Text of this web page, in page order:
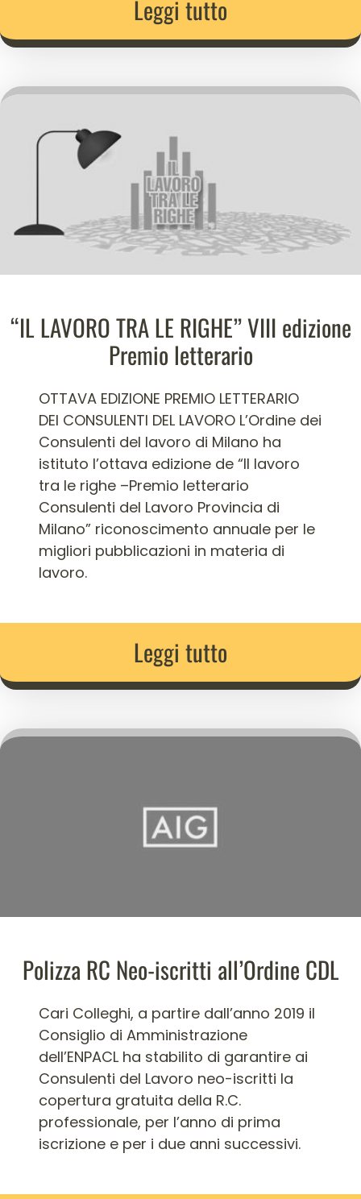
Leggi tutto
“IL LAVORO TRA LE RIGHE” VIII edizione
Premio letterario
OTTAVA EDIZIONE PREMIO LETTERARIO
DEI CONSULENTI DEL LAVORO L’Ordine dei
Consulenti del lavoro di Milano ha
istituto l’ottava edizione de “Il lavoro
tra le righe –Premio letterario
Consulenti del Lavoro Provincia di
Milano” riconoscimento annuale per le
migliori pubblicazioni in materia di
lavoro.
Leggi tutto
Polizza RC Neo-iscritti all’Ordine CDL
Cari Colleghi, a partire dall’anno 2019 il
Consiglio di Amministrazione
dell’ENPACL ha stabilito di garantire ai
Consulenti del Lavoro neo-iscritti la
copertura gratuita della R.C.
professionale, per l’anno di prima
iscrizione e per i due anni successivi.